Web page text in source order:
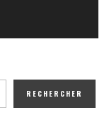
RECHERCHER